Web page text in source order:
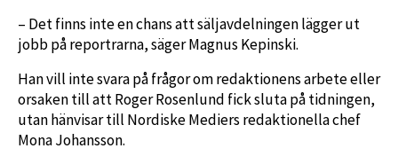
– Det finns inte en chans att säljavdelningen lägger ut
jobb på reportrarna, säger Magnus Kepinski.
Han vill inte svara på frågor om redaktionens arbete eller
orsaken till att Roger Rosenlund fick sluta på tidningen,
utan hänvisar till Nordiske Mediers redaktionella chef
Mona Johansson.